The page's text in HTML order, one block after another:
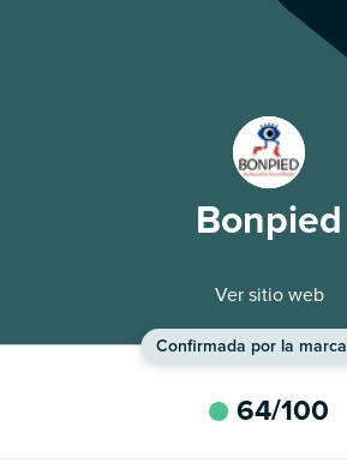
Bonpied
Ver sitio web
Confirmada por la marca
64/100